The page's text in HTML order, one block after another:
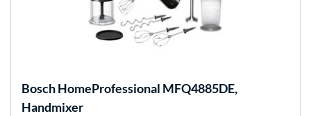
BoschHomeProfessional MFQ4885DE,
Handmixer